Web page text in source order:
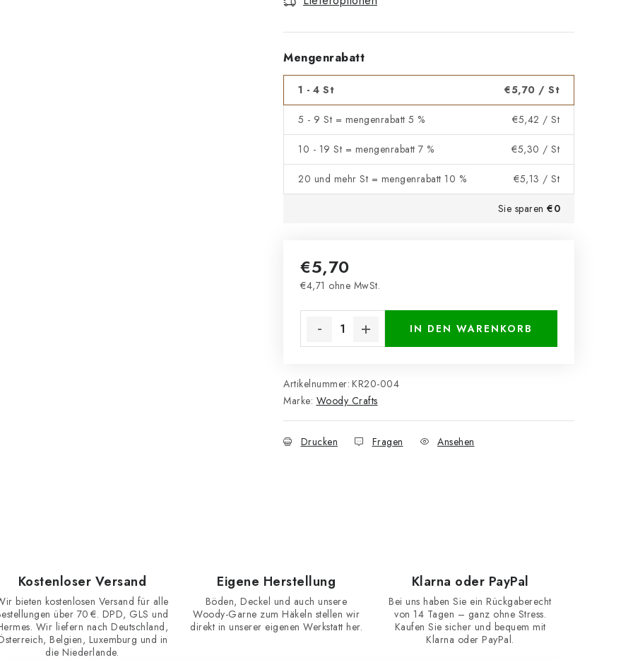
Mengenrabatt
1 - 4 St €5,70 / St
5 - 9 St = mengenrabatt 5 % €5,42 / St
10 - 19 St = mengenrabatt 7 % €5,30 / St
20 und mehr St = mengenrabatt 10 % €5,13 / St
Sie sparen €0
€5,70
€4,71 ohne MwSt.
IN DEN WARENKORB
Artikelnummer: KR20-004
Marke: Woody Crafts
Drucken Fragen Ansehen
Kostenloser Versand
bieten kostenlosen Versand für alle
über 70 €. DPD, GLS und
Wir liefern nach Deutschland,
Belgien, Luxemburg und in
die Niederlande.
Eigene Herstellung
Böden, Deckel und auch unsere
Woody-Garne zum Häkeln stellen wir
direkt in unserer eigenen Werkstatt her.
Klarna oder PayPal
Bei uns haben Sie ein Rückgaberecht
von 14 Tagen – ganz ohne Stress.
Kaufen Sie sicher und bequem mit
Klarna oder PayPal.